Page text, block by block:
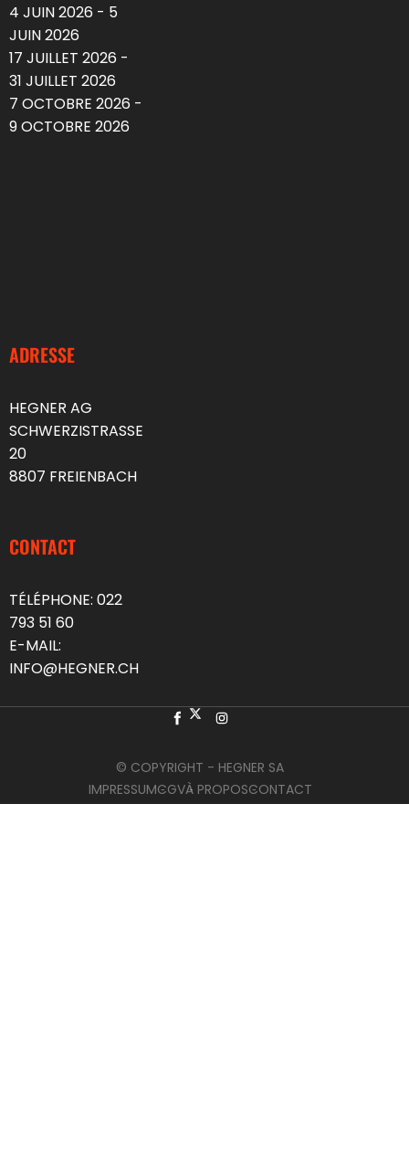
4 JUIN 2026 - 5
JUIN 2026
17 JUILLET 2026 -
31 JUILLET 2026
7 OCTOBRE 2026 -
9 OCTOBRE 2026
ADRESSE
HEGNER AG
SCHWERZISTRASSE
20
8807 FREIENBACH
CONTACT
TÉLÉPHONE: 022
793 51 60
E-MAIL:
INFO@HEGNER.CH
© COPYRIGHT - HEGNER SA
IMPRESSUMCGVÀ PROPOSCONTACT